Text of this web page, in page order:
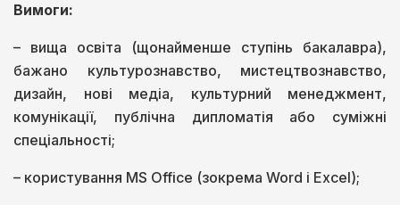
Вимоги:
– вища освіта (щонайменше ступінь бакалавра),
бажано культурознавство, мистецтвознавство,
дизайн, нові медіа, культурний менеджмент,
комунікації, публічна дипломатія або суміжні
спеціальності;
– користування MS Office (зокрема Word і Excel);